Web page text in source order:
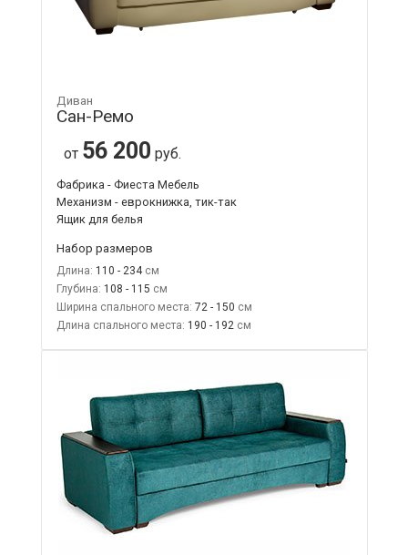
Диван
Сан-Ремо
от 56 200 руб.
Фабрика - Фиеста Мебель
Механизм - еврокнижка, тик-так
Ящик для белья
Набор размеров
Длина: 110 - 234
Глубина: 108 - 115
Ширина спального места: 72 - 150
Длина спального места: 190 - 192